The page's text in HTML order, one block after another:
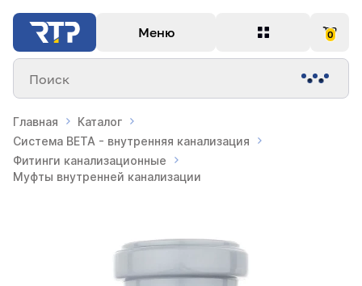
Меню 0
Поиск
Главная
Каталог
Система BETA - внутренняя канализация
Фитинги канализационные
Муфты внутренней канализации